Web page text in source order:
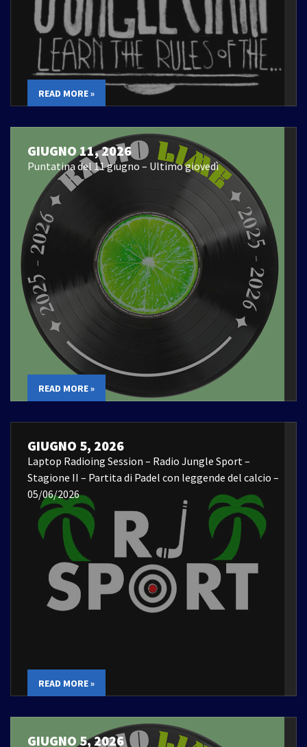
READ MORE »
GIUGNO 11, 2026
Puntatina del 11 giugno – Ultimo giovedì
READ MORE »
GIUGNO 5, 2026
Laptop Radioing Session – Radio Jungle Sport –
Stagione II – Partita di Padel con leggende del calcio –
05/06/2026
READ MORE »
GIUGNO 5, 2026